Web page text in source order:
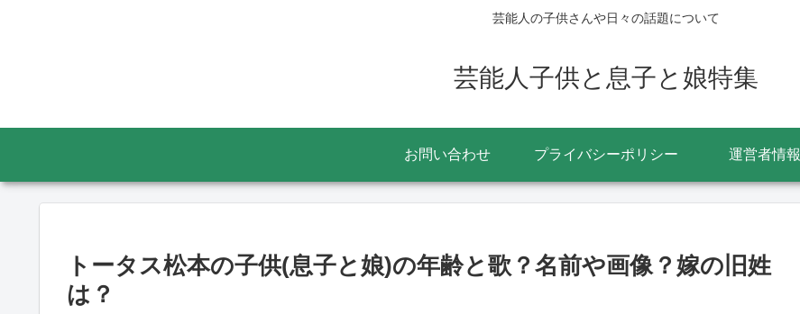
芸能人の子供さんや日々の話題について
芸能人子供と息子と娘特集
お問い合わせ プライバシーポリシー 運営者情報
トータス松本の子供(息子と娘)の年齢と歌？名前や画像？嫁の旧姓
は？